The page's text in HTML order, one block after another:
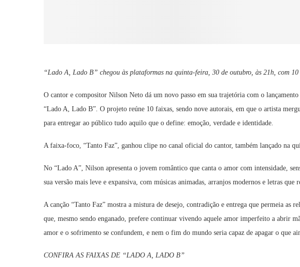
“Lado A, Lado B” chegou às plataformas na quinta-feira, 30 de outubro, às 21h, com
O cantor e compositor Nilson Neto dá um novo passo em sua trajetória com o
“Lado A, Lado B”. O projeto reúne 10 faixas, sendo nove autorais, em que o artista
para entregar ao público tudo aquilo que o define: emoção, verdade e identidade.
A faixa-foco, “Tanto Faz”, ganhou clipe no canal oficial do cantor, também lançado na
No “Lado A”, Nilson apresenta o jovem romântico que canta o amor com intensidade,
sua versão mais leve e expansiva, com músicas animadas, arranjos modernos e letras que
A canção “Tanto Faz” mostra a mistura de desejo, contradição e entrega que permeia as
que, mesmo sendo enganado, prefere continuar vivendo aquele amor imperfeito a abrir
amor e o sofrimento se confundem, e nem o fim do mundo seria capaz de apagar o que
CONFIRA AS FAIXAS DE “LADO A, LADO B”